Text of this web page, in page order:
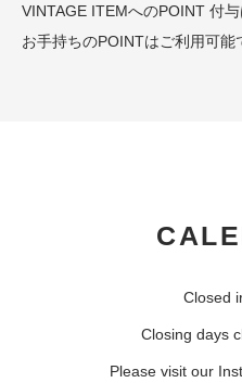
VINTAGE ITEMへのPOINT 付与
お手持ちのPOINTはご利用可能
Closed
Closing days
Please visit our